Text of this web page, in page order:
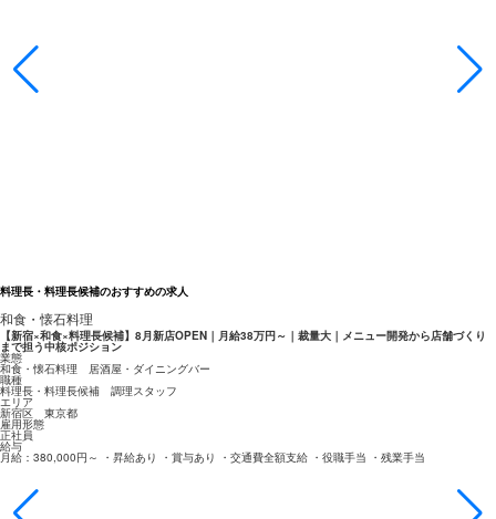
料理長・料理長候補のおすすめの求人
和食・懐石料理
【新宿×和食×料理長候補】8月新店OPEN｜月給38万円～｜裁量大｜メニュー開発から店舗づくり
まで担う中核ポジション
業態
和食・懐石料理 居酒屋・ダイニングバー
職種
料理長・料理長候補 調理スタッフ
エリア
新宿区 東京都
雇用形態
正社員
給与
月給：380,000円～ ・昇給あり ・賞与あり ・交通費全額支給 ・役職手当 ・残業手当